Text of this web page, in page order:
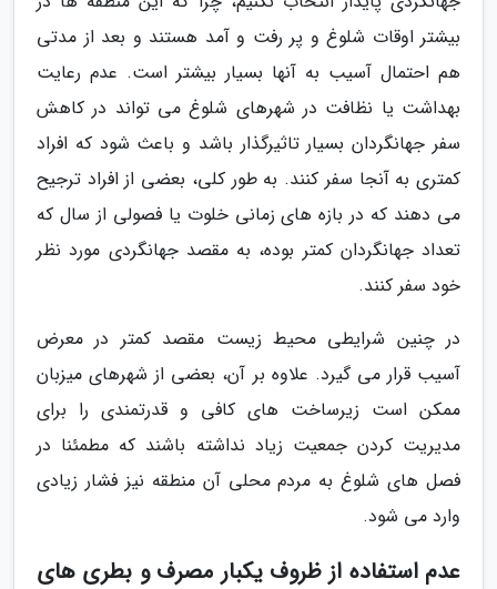
بیشتر اوقات شلوغ و پر رفت و آمد هستند و بعد از مدتی
هم احتمال آسیب به آنها بسیار بیشتر است. عدم رعایت
بهداشت یا نظافت در شهرهای شلوغ می تواند در کاهش
سفر جهانگردان بسیار تاثیرگذار باشد و باعث شود که افراد
کمتری به آنجا سفر کنند. به طور کلی، بعضی از افراد ترجیح
می دهند که در بازه های زمانی خلوت یا فصولی از سال که
تعداد جهانگردان کمتر بوده، به مقصد جهانگردی مورد نظر
خود سفر کنند.
در چنین شرایطی محیط زیست مقصد کمتر در معرض
آسیب قرار می گیرد. علاوه بر آن، بعضی از شهرهای میزبان
ممکن است زیرساخت های کافی و قدرتمندی را برای
مدیریت کردن جمعیت زیاد نداشته باشند که مطمئنا در
فصل های شلوغ به مردم محلی آن منطقه نیز فشار زیادی
وارد می شود.
عدم استفاده از ظروف یکبار مصرف و بطری های